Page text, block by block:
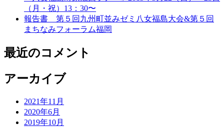
（月・祝）13：30〜
報告書 第５回九州町並みゼミ八女福島大会&第５回
まちなみフォーラム福岡
最近のコメント
アーカイブ
2021年11月
2020年6月
2019年10月